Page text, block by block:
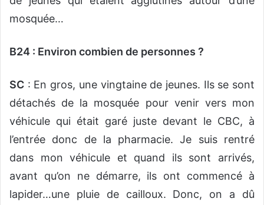
mosquée…
B24 : Environ combien de personnes ?
SC : En gros, une vingtaine de jeunes. Ils se sont
détachés de la mosquée pour venir vers mon
véhicule qui était garé juste devant le CBC, à
l’entrée donc de la pharmacie. Je suis rentré
dans mon véhicule et quand ils sont arrivés,
avant qu’on ne démarre, ils ont commencé à
lapider…une pluie de cailloux. Donc, on a dû